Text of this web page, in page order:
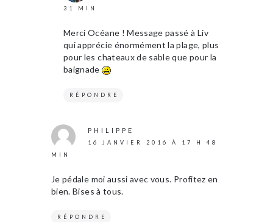
31 MIN
Merci Océane ! Message passé à Liv
qui apprécie énormément la plage, plus
pour les chateaux de sable que pour la
baignade
RÉPONDRE
PHILIPPE
16 JANVIER 2016 À 17 H 48
MIN
Je pédale moi aussi avec vous. Profitez en
bien. Bises à tous.
RÉPONDRE